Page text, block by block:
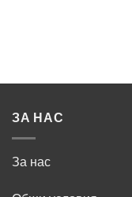
ЗА НАС
За нас